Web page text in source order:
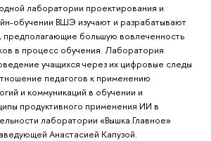
лаборатории проектирования и
обучении ВШЭ изучают и разрабатывают
предполагающие большую вовлеченность
в процесс обучения. Лаборатория
учащихся через их цифровые следы
педагогов к применению
и коммуникаций в обучении и
продуктивного применения ИИ в
лаборатории «Вышка.Главное»
Анастасией Капузой.